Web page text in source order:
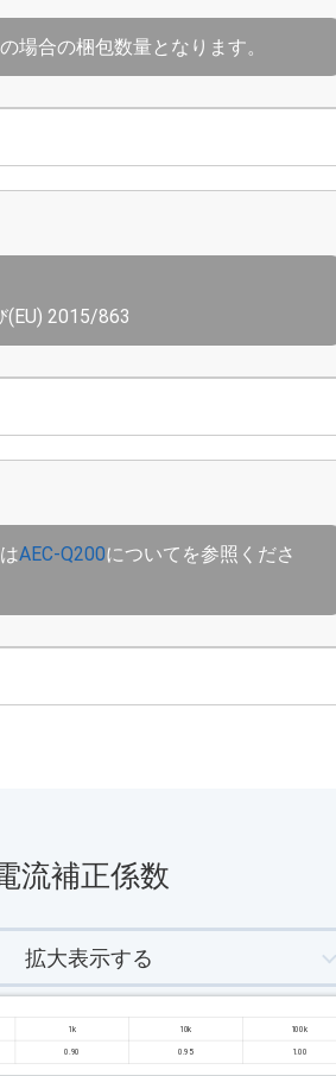
場合の梱包数量となります。
2015/863
AEC-Q200についてを参照くださ
流補正係数
拡大表示する
1k 10k 100k
0.90 0.95 1.00